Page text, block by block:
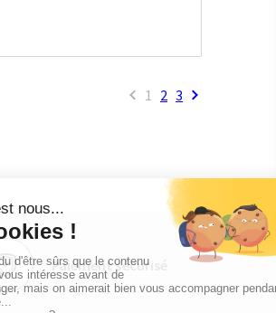
1 2 3
Paiement sécurisé